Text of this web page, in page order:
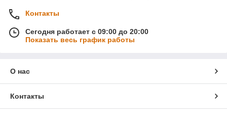
Контакты
Сегодня работает с 09:00 до 20:00
Показать весь график работы
О нас
Контакты